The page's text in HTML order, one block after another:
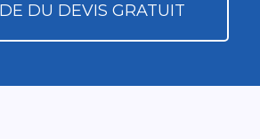
DU DEVIS GRATUIT